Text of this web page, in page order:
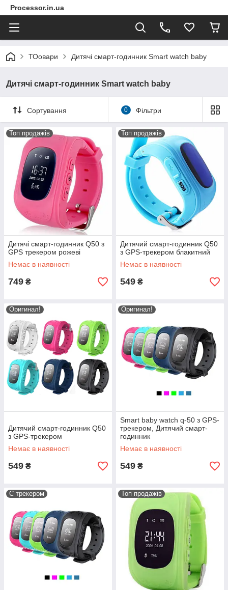
Processor.in.ua
ТОовари Дитячі смарт-годинник Smart watch baby
Дитячі смарт-годинник Smart watch baby
Сортування 0 Фільтри
Топ продажів
Дитячі смарт-годинник Q50 з
GPS трекером рожеві
Немає в наявності
749 ₴
Топ продажів
Дитячий смарт-годинник Q50
з GPS-трекером блакитний
Немає в наявності
549 ₴
Оригинал!
Дитячий смарт-годинник Q50
з GPS-трекером
Немає в наявності
549 ₴
Оригинал!
Smart baby watch q-50 з GPS-
трекером, Дитячий смарт-
годинник
Немає в наявності
549 ₴
С трекером Топ продажів